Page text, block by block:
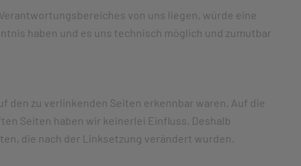
von uns liegen, würde eine
haben und es uns technisch möglich und zumutbar
den zu verlinkenden Seiten erkennbar waren. Auf die
Seiten haben wir keinerlei Einfluss. Deshalb
die nach der Linksetzung verändert wurden.